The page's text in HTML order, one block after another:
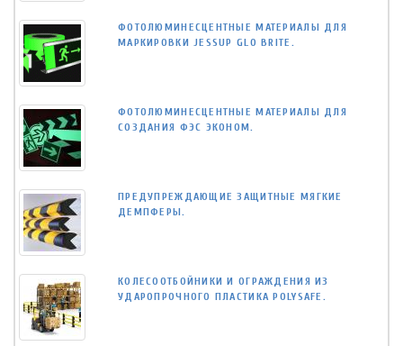
ФОТОЛЮМИНЕСЦЕНТНЫЕ МАТЕРИАЛЫ ДЛЯ
МАРКИРОВКИ JESSUP GLO BRITE.
ФОТОЛЮМИНЕСЦЕНТНЫЕ МАТЕРИАЛЫ ДЛЯ
СОЗДАНИЯ ФЭС ЭКОНОМ.
ПРЕДУПРЕЖДАЮЩИЕ ЗАЩИТНЫЕ МЯГКИЕ
ДЕМПФЕРЫ.
КОЛЕСООТБОЙНИКИ И ОГРАЖДЕНИЯ ИЗ
УДАРОПРОЧНОГО ПЛАСТИКА POLYSAFE.